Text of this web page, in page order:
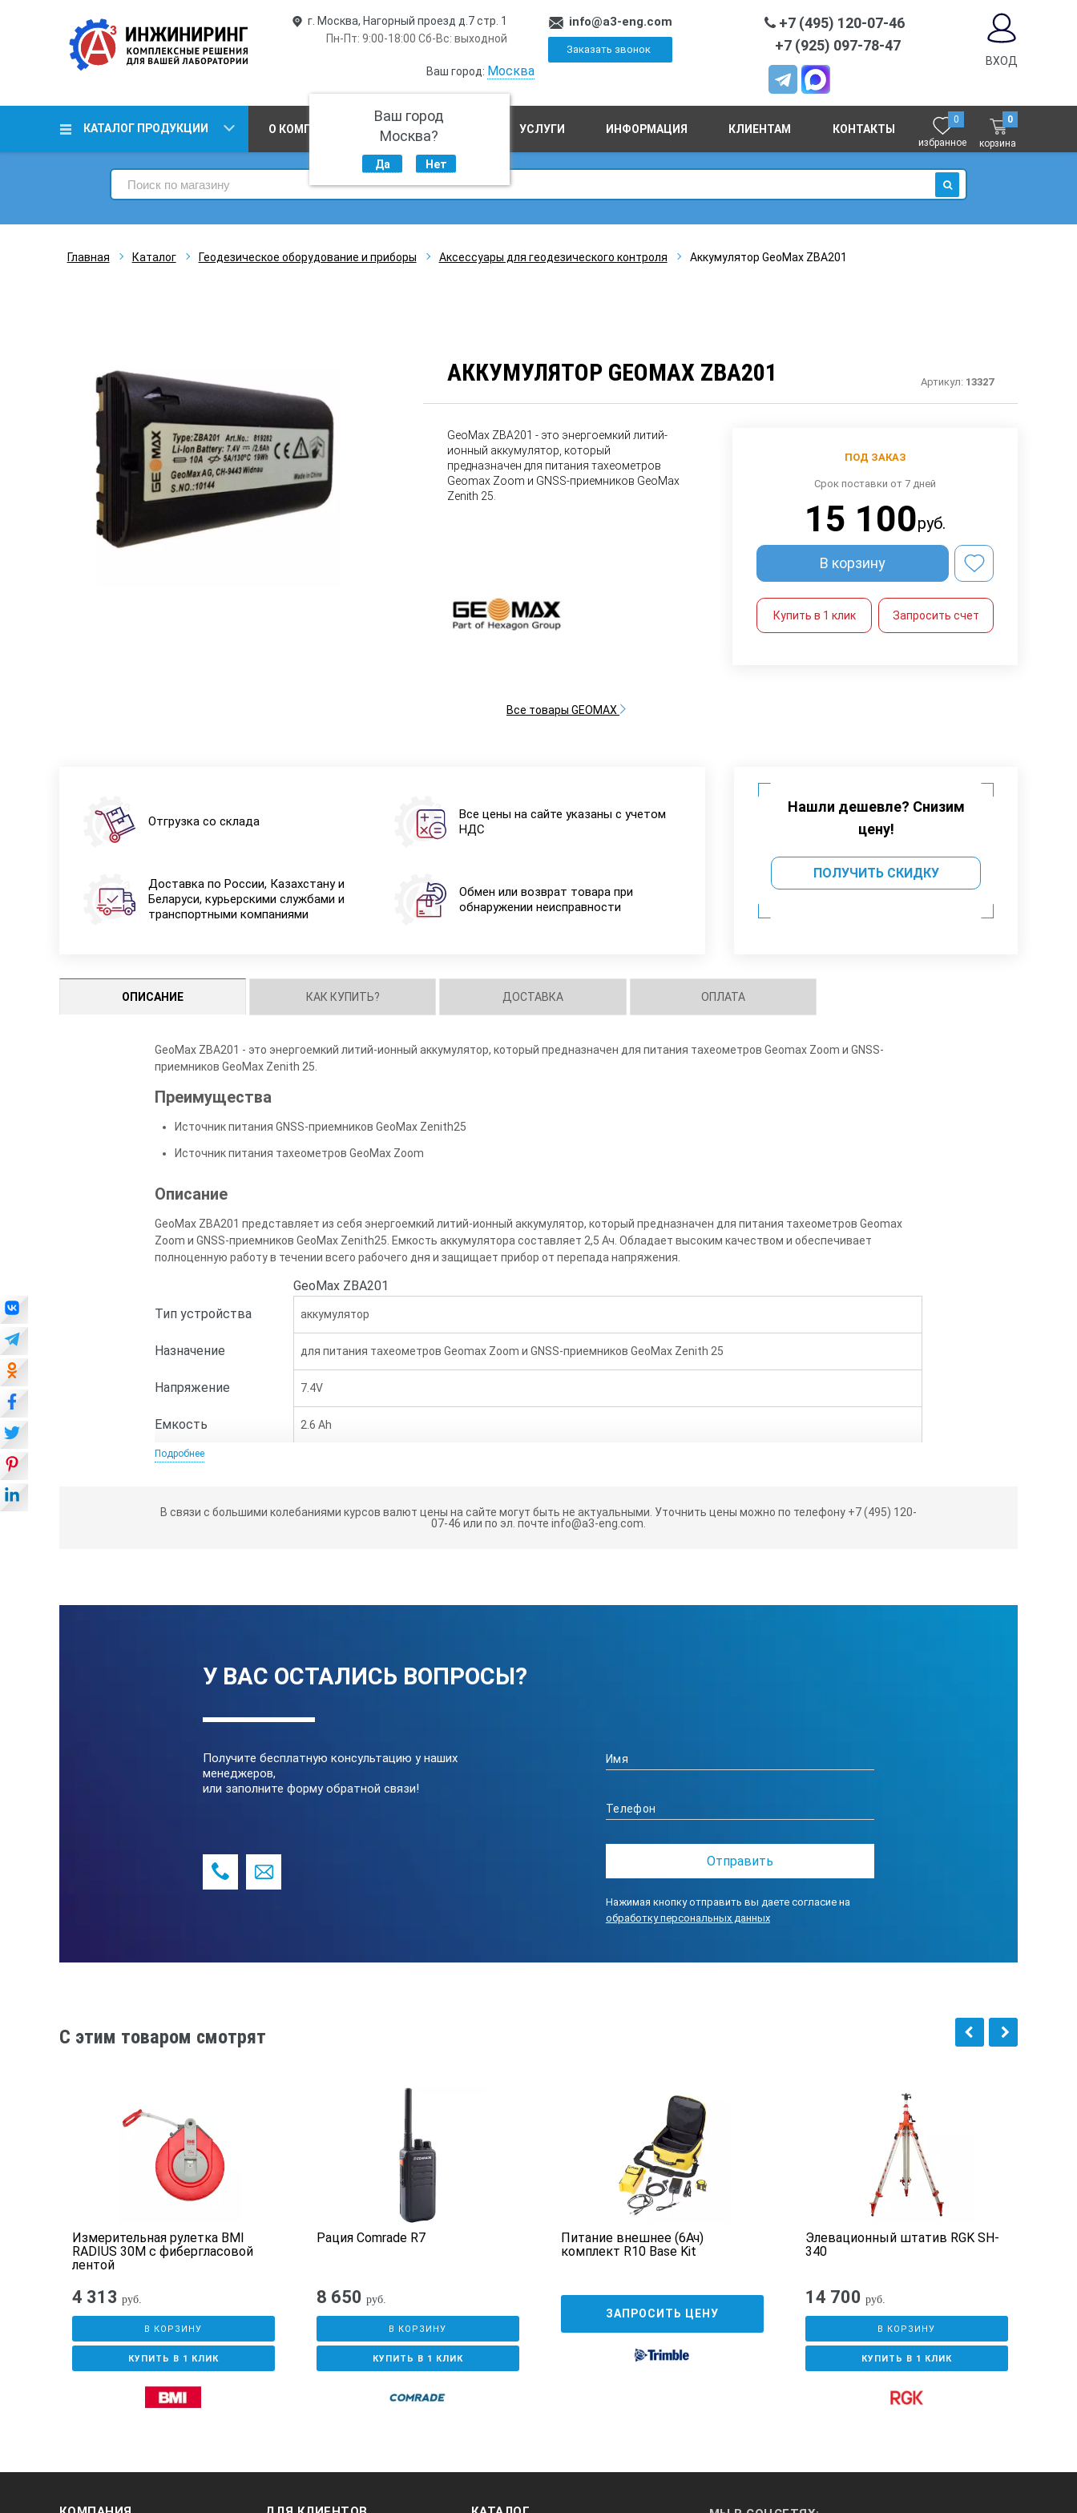
г. Москва, Нагорный проезд д.7 стр. 1
Пн-Пт: 9:00-18:00 Сб-Вс: выходной
Ваш город: Москва
Ваш город
Москва?
Да Нет
info@a3-eng.com
Заказать звонок
+7 (495) 120-07-46
+7 (925) 097-78-47
ВХОД
КАТАЛОГ ПРОДУКЦИИ О КОМПАНИИ ПРОИЗВОДСТВО УСЛУГИ ИНФОРМАЦИЯ КЛИЕНТАМ КОНТАКТЫ
0
избранное
0
корзина
ИСКАТЬ
Главная Каталог Геодезическое оборудование и приборы Аксессуары для геодезического контроля Аккумулятор GeoMax ZBA201
АККУМУЛЯТОР GEOMAX ZBA201 Артикул: 13327
GeoMax ZBA201 - это энергоемкий литий-
ионный аккумулятор, который
предназначен для питания тахеометров
Geomax Zoom и GNSS-приемников GeoMax
Zenith 25.
Все товары GEOMAX
ПОД ЗАКАЗ
Срок поставки от 7 дней
15 100руб.
В корзину
Купить в 1 клик Запросить счет
Отгрузка со склада
Все цены на сайте указаны с учетом
НДС
Доставка по России, Казахстану и
Беларуси, курьерскими службами и
транспортными компаниями
Обмен или возврат товара при
обнаружении неисправности
Нашли дешевле? Снизим
цену!
ПОЛУЧИТЬ СКИДКУ
ОПИСАНИЕ КАК КУПИТЬ? ДОСТАВКА ОПЛАТА
GeoMax ZBA201 - это энергоемкий литий-ионный аккумулятор, который предназначен для питания тахеометров Geomax Zoom и GNSS-
приемников GeoMax Zenith 25.
Преимущества
Источник питания GNSS-приемников GeoMax Zenith25
Источник питания тахеометров GeoMax Zoom
Описание
GeoMax ZBA201 представляет из себя энергоемкий литий-ионный аккумулятор, который предназначен для питания тахеометров Geomax
Zoom и GNSS-приемников GeoMax Zenith25. Емкость аккумулятора составляет 2,5 Ач. Обладает высоким качеством и обеспечивает
полноценную работу в течении всего рабочего дня и защищает прибор от перепада напряжения.
GeoMax ZBA201
Тип устройства
аккумулятор
Назначение для питания тахеометров Geomax Zoom и GNSS-приемников GeoMax Zenith 25
Напряжение 7.4V
Емкость 2.6 Ah
Подробнее
В связи с большими колебаниями курсов валют цены на сайте могут быть не актуальными. Уточнить цены можно по телефону +7 (495) 120-
07-46 или по эл. почте info@a3-eng.com.
У ВАС ОСТАЛИСЬ ВОПРОСЫ?
Получите бесплатную консультацию у наших
менеджеров,
или заполните форму обратной связи!
Нажимая кнопку отправить вы даете согласие на
обработку персональных данных
C этим товаром смотрят
Измерительная рулетка BMI
RADIUS 30M с фибергласовой
лентой
4 313 руб.
В КОРЗИНУ
КУПИТЬ В 1 КЛИК
Рация Comrade R7
8 650 руб.
В КОРЗИНУ
КУПИТЬ В 1 КЛИК
Питание внешнее (6Ач)
комплект R10 Base Kit
ЗАПРОСИТЬ ЦЕНУ
Элевационный штатив RGK SH-
340
14 700 руб.
В КОРЗИНУ
КУПИТЬ В 1 КЛИК